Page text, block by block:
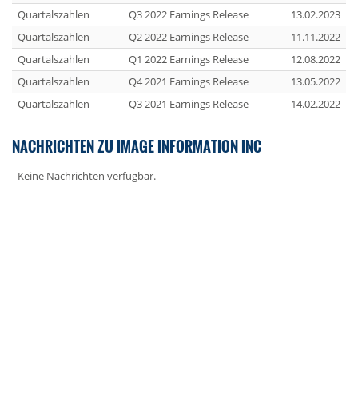
Quartalszahlen
Q3 2022 Earnings Release
13.02.2023
Quartalszahlen
Q2 2022 Earnings Release
11.11.2022
Quartalszahlen
Q1 2022 Earnings Release
12.08.2022
Quartalszahlen
Q4 2021 Earnings Release
13.05.2022
Quartalszahlen
Q3 2021 Earnings Release 14.02.2022
NACHRICHTEN ZU IMAGE INFORMATION INC
Keine Nachrichten verfügbar.